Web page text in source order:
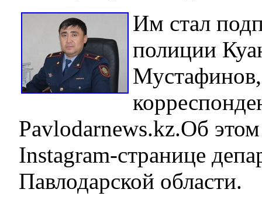
Им стал
полиции
Мустафинов,
Pavlodarnews.kz.Об
Instagram-странице
Павлодарской области.